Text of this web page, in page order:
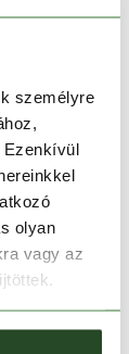
személyre
Ezenkívül
olyan
vagy az